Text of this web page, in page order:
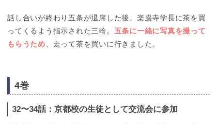
話し合いが終わり五条が退席した後、楽巌寺学長に茶を買
ってくるよう指示された三輪。 五条に一緒に写真を撮って
もらうため、走って茶を買いに行きました。
4巻
32〜34話：京都校の生徒として交流会に参加